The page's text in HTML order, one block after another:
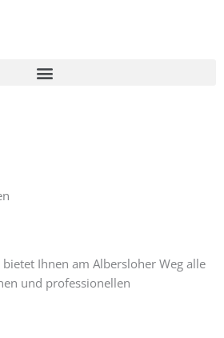
Menü
ist
ist
Ihnen am Albersloher Weg alle
und professionellen